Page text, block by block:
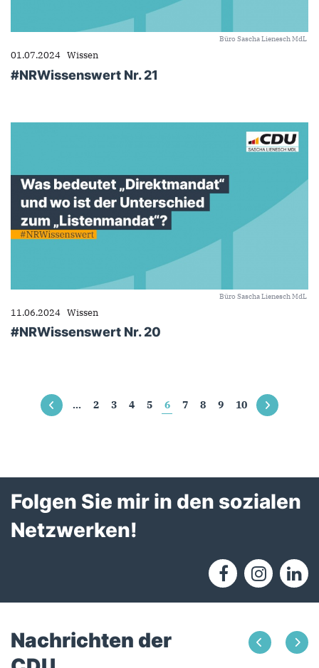
Büro Sascha Lienesch MdL
01.07.2024 Wissen
#NRWissenswert Nr. 21
Büro Sascha Lienesch MdL
11.06.2024 Wissen
#NRWissenswert Nr. 20
Seiten
… 2 3 4 5 6 7 8 9 10
Folgen Sie mir in den sozialen
Netzwerken!
Nachrichten der